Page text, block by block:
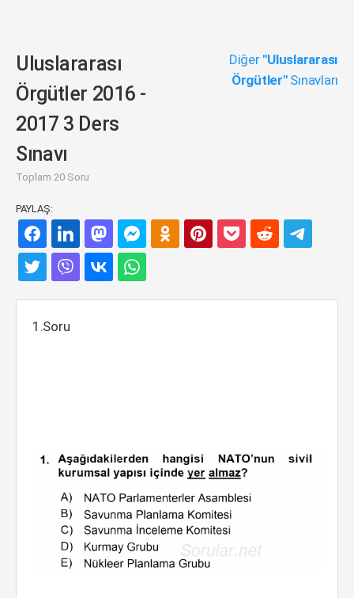
Uluslararası
Örgütler 2016 -
2017 3 Ders
Sınavı
Toplam 20 Soru
Diğer "Uluslararası
Örgütler"Sınavları
PAYLAŞ:
1.Soru